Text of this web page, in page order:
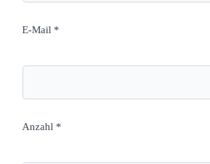
E-Mail *
Anzahl *